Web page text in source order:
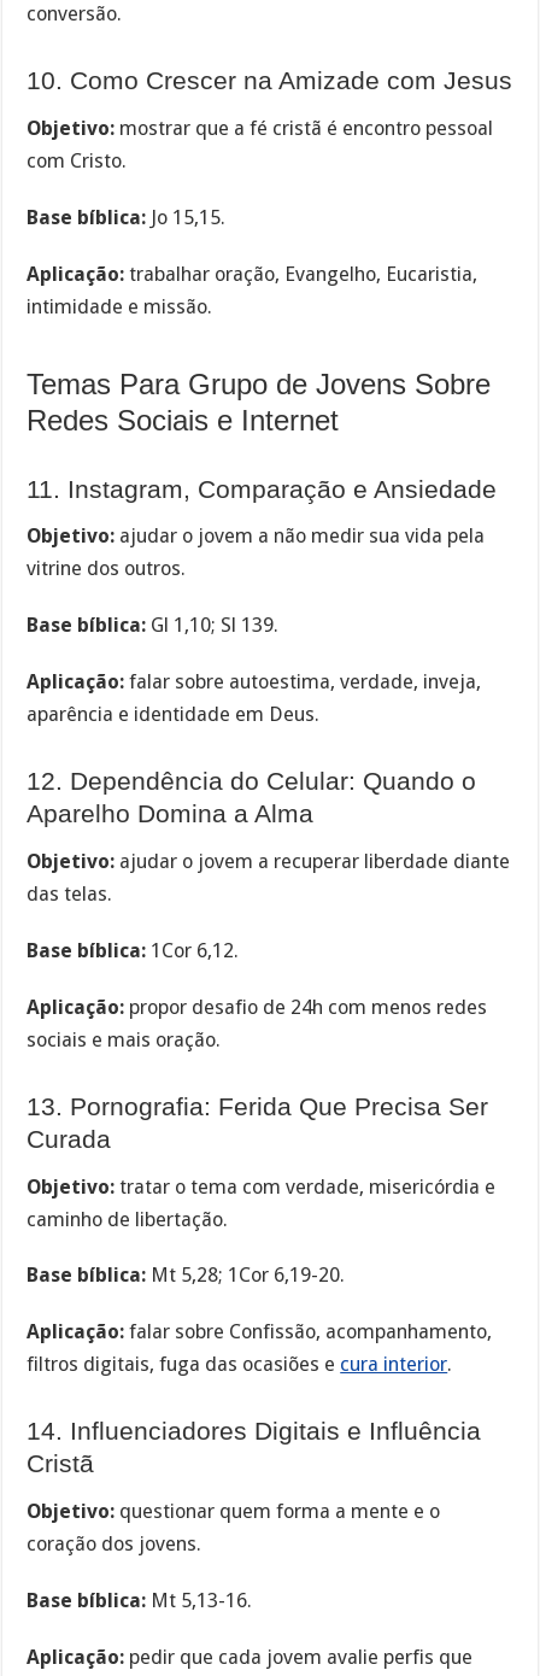
conversão.
10. Como Crescer na Amizade com Jesus
Objetivo: mostrar que a fé cristã é encontro pessoal
com Cristo.
Base bíblica: Jo 15,15.
Aplicação: trabalhar oração, Evangelho, Eucaristia,
intimidade e missão.
Temas Para Grupo de Jovens Sobre
Redes Sociais e Internet
11. Instagram, Comparação e Ansiedade
Objetivo: ajudar o jovem a não medir sua vida pela
vitrine dos outros.
Base bíblica: Gl 1,10; Sl 139.
Aplicação: falar sobre autoestima, verdade, inveja,
aparência e identidade em Deus.
12. Dependência do Celular: Quando o
Aparelho Domina a Alma
Objetivo: ajudar o jovem a recuperar liberdade diante
das telas.
Base bíblica: 1Cor 6,12.
Aplicação: propor desafio de 24h com menos redes
sociais e mais oração.
13. Pornografia: Ferida Que Precisa Ser
Curada
Objetivo: tratar o tema com verdade, misericórdia e
caminho de libertação.
Base bíblica: Mt 5,28; 1Cor 6,19-20.
Aplicação: falar sobre Confissão, acompanhamento,
filtros digitais, fuga das ocasiões e cura interior.
14. Influenciadores Digitais e Influência
Cristã
Objetivo: questionar quem forma a mente e o
coração dos jovens.
Base bíblica: Mt 5,13-16.
Aplicação: pedir que cada jovem avalie perfis que